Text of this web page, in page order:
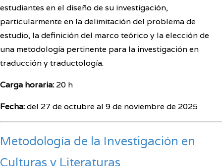
estudiantes en el diseño de su investigación,
particularmente en la delimitación del problema de
estudio, la definición del marco teórico y la elección de
una metodología pertinente para la investigación en
traducción y traductología.
Carga horaria: 20 h
Fecha:del 27 de octubre al 9 de noviembre de 2025
Metodología de la Investigación en
Culturas y Literaturas